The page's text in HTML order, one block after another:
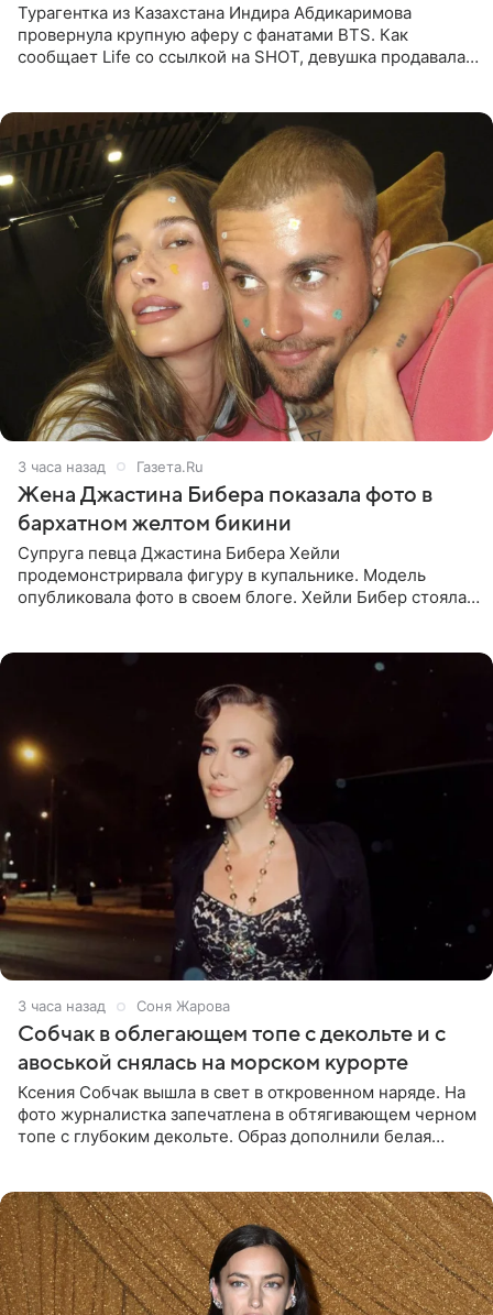
Турагентка из Казахстана Индира Абдикаримова
провернула крупную аферу с фанатами BTS. Как
сообщает Life со ссылкой на SHOT, девушка продавала
3 часа назад Газета.Ru
Жена Джастина Бибера показала фото в
бархатном желтом бикини
Супруга певца Джастина Бибера Хейли
продемонстрирвала фигуру в купальнике. Модель
опубликовала фото в своем блоге. Хейли Бибер стояла
3 часа назад Соня Жарова
Собчак в облегающем топе с декольте и с
авоськой снялась на морском курорте
Ксения Собчак вышла в свет в откровенном наряде. На
фото журналистка запечатлена в обтягивающем черном
топе с глубоким декольте. Образ дополнили белая